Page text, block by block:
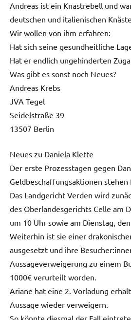
Andreas ist ein Knastrebell und
deutschen und italienischen
Wir wollen von ihm erfahren:
Hat sich seine gesundheitliche
Hat er endlich ungehinderten
Was gibt es sonst noch Neues?
Andreas Krebs
JVA Tegel
Seidelstraße 39
13507 Berlin
Neues zu Daniela Klette
Der erste Prozesstagen gegen
Geldbeschaffungsaktionen stehen
Das Landgericht Verden wird
des Oberlandesgerichts Celle am
um 10 Uhr sowie am Dienstag,
Weiterhin ist sie einer
ausgesetzt und ihre
Aussageverweigerung zu einem
1000€ verurteilt worden.
Ariane hat eine 2. Vorladung
Aussage wieder verweigern.